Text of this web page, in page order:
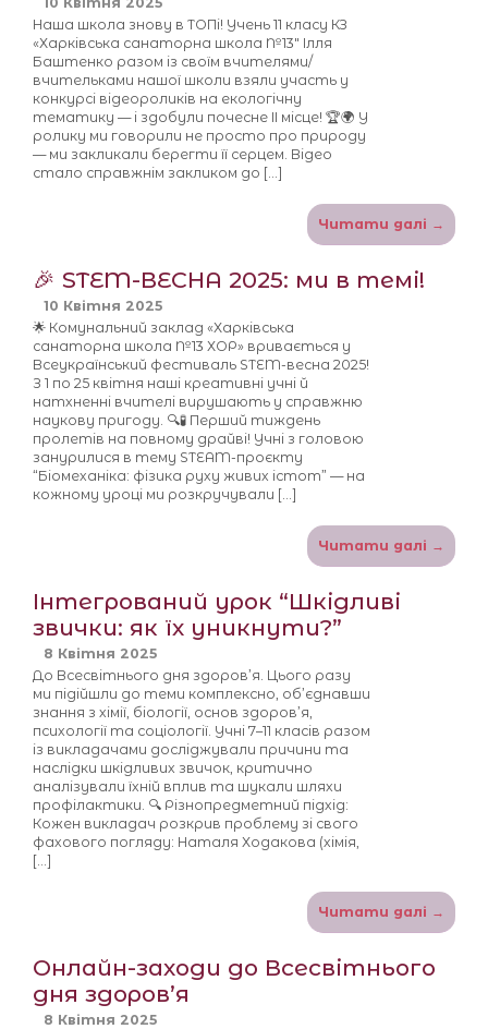
Наша школа знову в ТОПі! Учень 11 класу КЗ
«Харківська санаторна школа №13″ Ілля
Баштенко разом із своїм вчителями/
вчительками нашої школи взяли участь у
конкурсі відеороликів на екологічну
тематику — і здобули почесне ІІ місце! 🏆🌍 У
ролику ми говорили не просто про природу
— ми закликали берегти її серцем. Відео
стало справжнім закликом до […]
Читати далі →
🎉 STEM-ВЕСНА 2025: ми в темі!
10 Квітня 2025
🌟 Комунальний заклад «Харківська
санаторна школа №13 ХОР» вривається у
Всеукраїнський фестиваль STEM-весна 2025!
З 1 по 25 квітня наші креативні учні й
натхненні вчителі вирушають у справжню
наукову пригоду. 🔍🧪 Перший тиждень
пролетів на повному драйві! Учні з головою
занурилися в тему STЕАM-проєкту
“Біомеханіка: фізика руху живих істот” — на
кожному уроці ми розкручували […]
Читати далі →
Інтегрований урок “Шкідливі
звички: як їх уникнути?”
8 Квітня 2025
До Всесвітнього дня здоров’я. Цього разу
ми підійшли до теми комплексно, об’єднавши
знання з хімії, біології, основ здоров’я,
психології та соціології. Учні 7–11 класів разом
із викладачами досліджували причини та
наслідки шкідливих звичок, критично
аналізували їхній вплив та шукали шляхи
профілактики. 🔍 Різнопредметний підхід:
Кожен викладач розкрив проблему зі свого
фахового погляду: Наталя Ходакова (хімія,
[…]
Читати далі →
Онлайн-заходи до Всесвітнього
дня здоров’я
8 Квітня 2025